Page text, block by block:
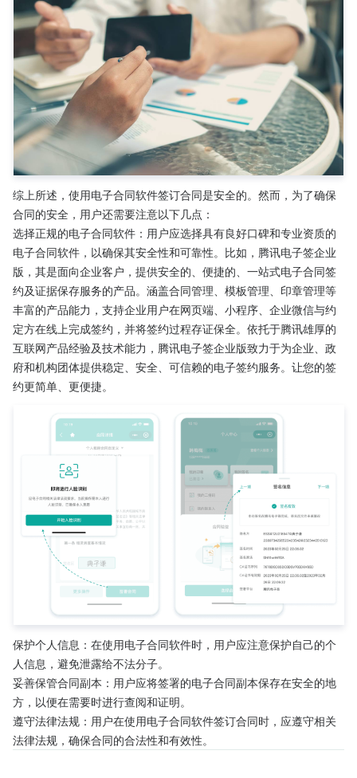
综上所述，使用电子合同软件签订合同是安全的。然而，为了确保
合同的安全，用户还需要注意以下几点：
选择正规的电子合同软件：用户应选择具有良好口碑和专业资质的
电子合同软件，以确保其安全性和可靠性。比如，腾讯电子签企业
版，其是面向企业客户，提供安全的、便捷的、一站式电子合同签
约及证据保存服务的产品。涵盖合同管理、模板管理、印章管理等
丰富的产品能力，支持企业用户在网页端、小程序、企业微信与约
定方在线上完成签约，并将签约过程存证保全。依托于腾讯雄厚的
互联网产品经验及技术能力，腾讯电子签企业版致力于为企业、政
府和机构团体提供稳定、安全、可信赖的电子签约服务。让您的签
约更简单、更便捷。
保护个人信息：在使用电子合同软件时，用户应注意保护自己的个
人信息，避免泄露给不法分子。
妥善保管合同副本：用户应将签署的电子合同副本保存在安全的地
方，以便在需要时进行查阅和证明。
遵守法律法规：用户在使用电子合同软件签订合同时，应遵守相关
法律法规，确保合同的合法性和有效性。